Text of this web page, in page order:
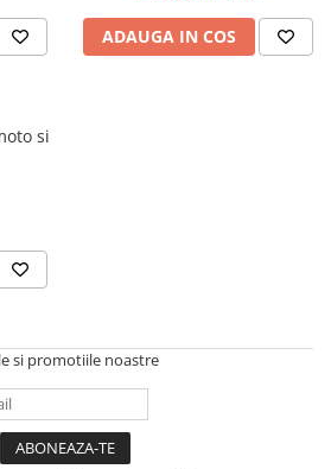
ADAUGA IN COS
si
si promotiile noastre